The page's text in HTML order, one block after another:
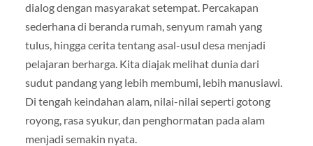
dialog dengan masyarakat setempat. Percakapan
sederhana di beranda rumah, senyum ramah yang
tulus, hingga cerita tentang asal-usul desa menjadi
pelajaran berharga. Kita diajak melihat dunia dari
sudut pandang yang lebih membumi, lebih manusiawi.
Di tengah keindahan alam, nilai-nilai seperti gotong
royong, rasa syukur, dan penghormatan pada alam
menjadi semakin nyata.